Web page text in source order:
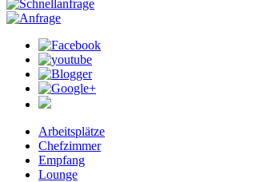
Arbeitsplätze
Chefzimmer
Empfang
Lounge